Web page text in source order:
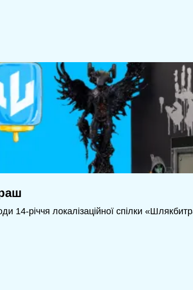
14-річчя локалізаційної спілки